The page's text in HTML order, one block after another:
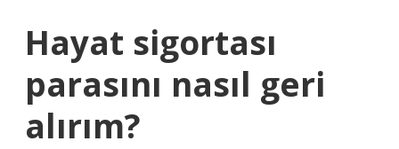
Hayat sigortası
parasını nasıl geri
alırım?